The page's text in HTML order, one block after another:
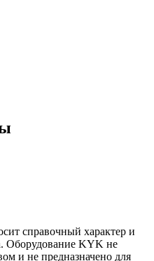
справочный характер и
Оборудование KYK не
и не предназначено для